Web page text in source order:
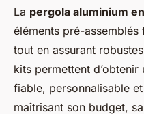
La pergola aluminium
éléments pré-
tout en assurant
kits permettent
fiable, personnalisable
maîtrisant son budget,